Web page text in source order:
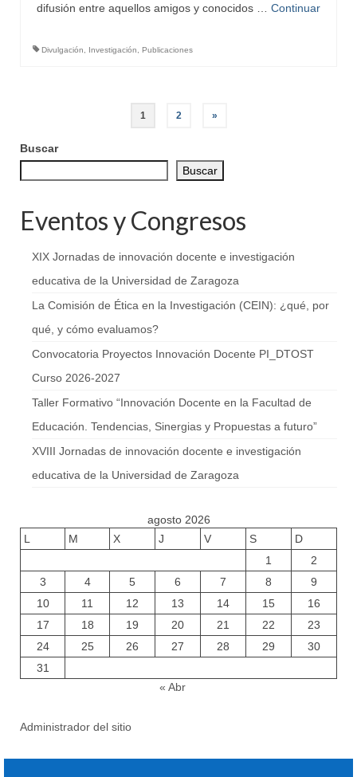
difusión entre aquellos amigos y conocidos … Continuar
Divulgación, Investigación, Publicaciones
de
entradas
1 2 »
Buscar
Buscar
Eventos y Congresos
XIX Jornadas de innovación docente e investigación
educativa de la Universidad de Zaragoza
La Comisión de Ética en la Investigación (CEIN): ¿qué, por
qué, y cómo evaluamos?
Convocatoria Proyectos Innovación Docente PI_DTOST
Curso 2026-2027
Taller Formativo “Innovación Docente en la Facultad de
Educación. Tendencias, Sinergias y Propuestas a futuro”
XVIII Jornadas de innovación docente e investigación
educativa de la Universidad de Zaragoza
agosto 2026
L
M X J V S
D
1
2
3
4 5 6 7 8
9
10
11 12 13 14 15
16
17
18 19 20 21 22
23
24
25 26 27 28 29
30
31
« Abr
Administrador del sitio